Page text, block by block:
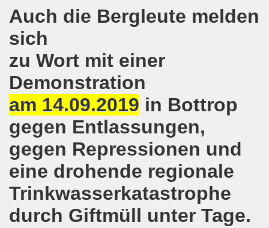
Auch die Bergleute melden
sich
zu Wort mit einer
Demonstration
am 14.09.2019 in Bottrop
gegen Entlassungen,
gegen Repressionen und
eine drohende regionale
Trinkwasserkatastrophe
durch Giftmüll unter Tage.
vor dem Amtsgericht Gelsenkirchen: Weg mit der
Montagsdemo-Bewegung ist und bleibt wirklich jetzt
Bewegung protestiert und demonstriert am 05.11.2018
Bewegung ruft auf am 05.11.2018 zur Solidarität mit
am 24.09.2018 uneingeschränkt
am 13.10.2018 mit tollem Beitrag in Berlin
Setzen wir gemeinsam ein kämpferisches Zeichen
Montagsdemonstration: Kampf gegen
Bewegung am 01.10.2018 - gegen die